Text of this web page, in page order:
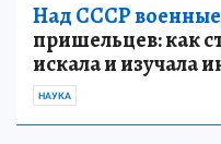
Над СССР военные
пришельцев: как
искала и изучала
НАУКА